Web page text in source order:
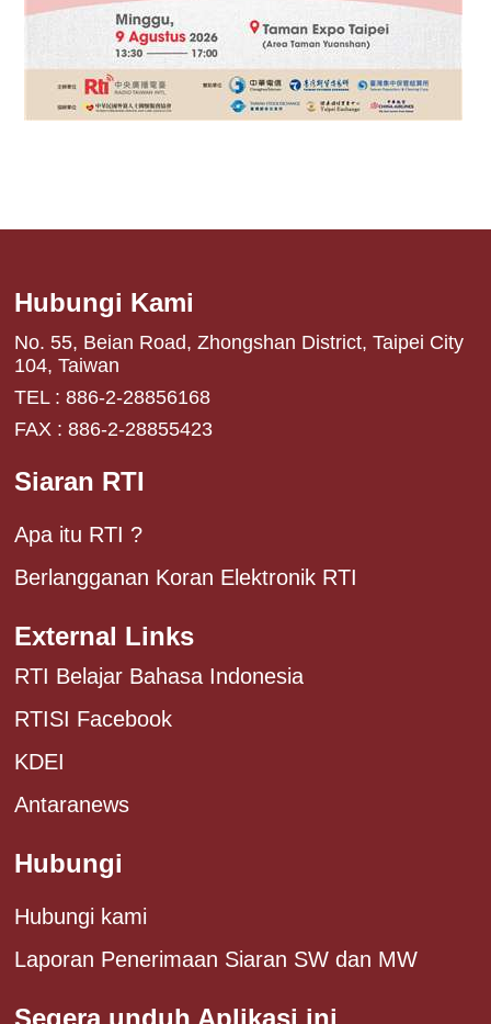
Hubungi Kami
No. 55, Beian Road, Zhongshan District, Taipei City
104, Taiwan
TEL : 886-2-28856168
FAX : 886-2-28855423
Siaran RTI
Apa itu RTI ?
Berlangganan Koran Elektronik RTI
External Links
RTI Belajar Bahasa Indonesia
RTISI Facebook
KDEI
Antaranews
Hubungi
Hubungi kami
Laporan Penerimaan Siaran SW dan MW
Segera unduh Aplikasi ini